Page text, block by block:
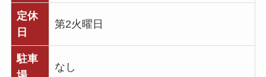
定休
日
第2火曜日
駐車
なし